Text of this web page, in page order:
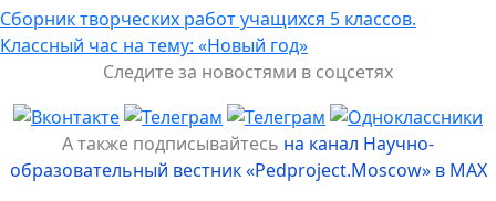
Навигация
по
записям
Сборник творческих работ учащихся 5 классов.
Классный час на тему: «Новый год»
Следите за новостями в соцсетях
А также подписывайтесь на канал Научно-
образовательный вестник «Pedproject.Moscow» в MAX